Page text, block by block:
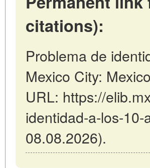
citations):
Problema de
Mexico City:
URL: https://
identidad-a-los-
08.08.2026).